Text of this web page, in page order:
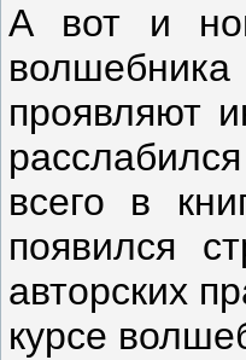
А вот и
проявляют
всего в
появился
авторских
курсе